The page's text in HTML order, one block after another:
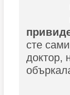
сте
доктор,